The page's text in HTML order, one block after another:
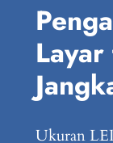
Ukuran